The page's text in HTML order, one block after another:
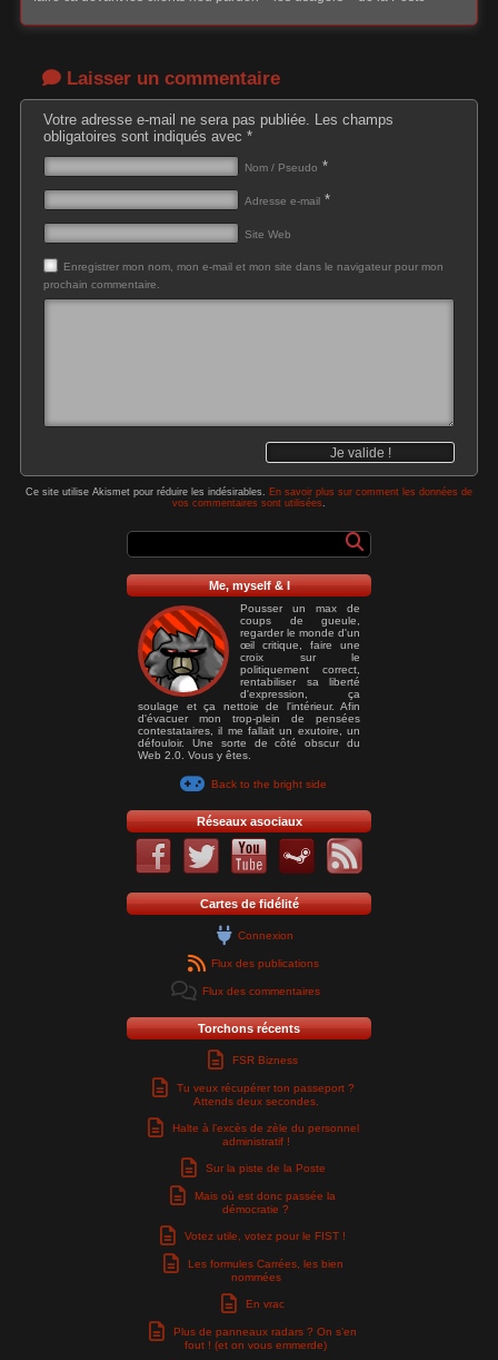
Laisser un commentaire
Votre adresse e-mail ne sera pas publiée. Les champs
obligatoires sont indiqués avec *
Nom / Pseudo *
Adresse e-mail *
Site Web
Enregistrer mon nom, mon e-mail et mon site dans le navigateur pour mon
prochain commentaire.
Ce site utilise Akismet pour réduire les indésirables. En savoir plus sur comment les données de
vos commentaires sont utilisées.
Me, myself & I
Pousser un max de
coups de gueule,
regarder le monde d'un
œil critique, faire une
croix sur le
politiquement correct,
rentabiliser sa liberté
d'expression, ça
soulage et ça nettoie de l'intérieur. Afin
d'évacuer mon trop-plein de pensées
contestataires, il me fallait un exutoire, un
défouloir. Une sorte de côté obscur du
Web 2.0. Vous y êtes.
Back to the bright side
Réseaux asociaux
Cartes de fidélité
Connexion
Flux des publications
Flux des commentaires
Torchons récents
FSR Bizness
Tu veux récupérer ton passeport ?
Attends deux secondes.
Halte à l’excès de zèle du personnel
administratif !
Sur la piste de la Poste
Mais où est donc passée la
démocratie ?
Votez utile, votez pour le FIST !
Les formules Carrées, les bien
nommées
En vrac
Plus de panneaux radars ? On s’en
fout ! (et on vous emmerde)